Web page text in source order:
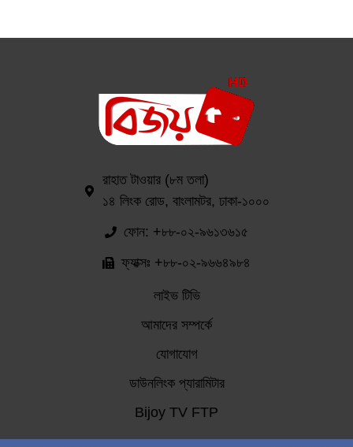
রাহাত টাওয়ার (৮ম তলা)
১৪ লিংক রোড, বাংলামটর, ঢাকা-১০০০
ফোন: +৮৮-০২-৯৬১৩৬১৫
ফ্যাক্সঃ +৮৮-০২-৯৬৬৪৯৮৪
লাইভ টিভি
আমাদের সম্পর্কে
যোগাযোগ
ডাউনলিংক প্যারামিটার
Bijoy TV FTP